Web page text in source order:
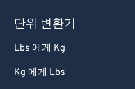
단위 변환기
Lbs 에게 Kg
Kg 에게 Lbs